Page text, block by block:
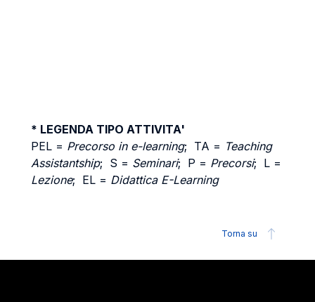
* LEGENDA TIPO ATTIVITA'
PEL = Precorso in e-learning; TA = Teaching
Assistantship; S = Seminari; P = Precorsi; L =
Lezione; EL = Didattica E-Learning
Torna su